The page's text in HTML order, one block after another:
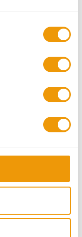
er 300